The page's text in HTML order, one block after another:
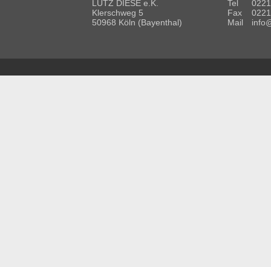
LUTZ DIESE e.K.
Klerschweg 5
50968 Köln (Bayenthal)
Tel
Fax
Mail